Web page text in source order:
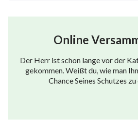
Propheten ausgeben, die
nachahmen, Wunder und
Menschen veranlassen,
die sich als Christus ausgeben.
Online
Der Herr ist schon lange vor der
gekommen. Weißt du, wie man
Chance Seines Schutzes